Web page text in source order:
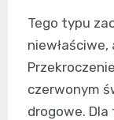
Tego typu
czerwonym
drogowe.